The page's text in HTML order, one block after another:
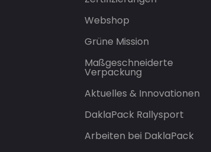
Webshop
Grüne Mission
Maßgeschneiderte
Verpackung
Aktuelles & Innovationen
DaklaPack Rallysport
Arbeiten bei DaklaPack